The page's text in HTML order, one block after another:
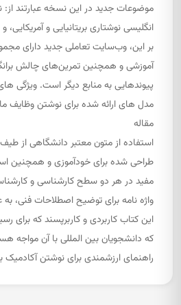
موضوعات جدید در این نسخه عبارتند
انگلیسی نوشتاری بریتانیایی و
بر این، وب‌سایت تعاملی جدید دارای
آموزشی و همچنین تمرین‌های چالش
پیوندهایی به منابع دیگر است. ویژگی
مدل های ارائه شده برای نوشتن وظایف
مقاله
استفاده از متون معتبر دانشگاهی از
طراحی شده برای خودآموزی و همچنین
مفید در هر دو سطح کارشناسی و
واژه نامه برای توضیح اصطلاحات فنی،
این کتاب کاربردی و کاربرپسند که برای
که دانشجویان بین المللی با آن مواجه
راهنمای ارزشمندی برای نوشتن